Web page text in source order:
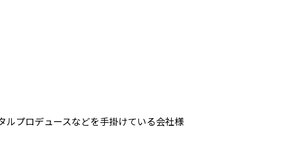
プロデュースなどを手掛けている会社様